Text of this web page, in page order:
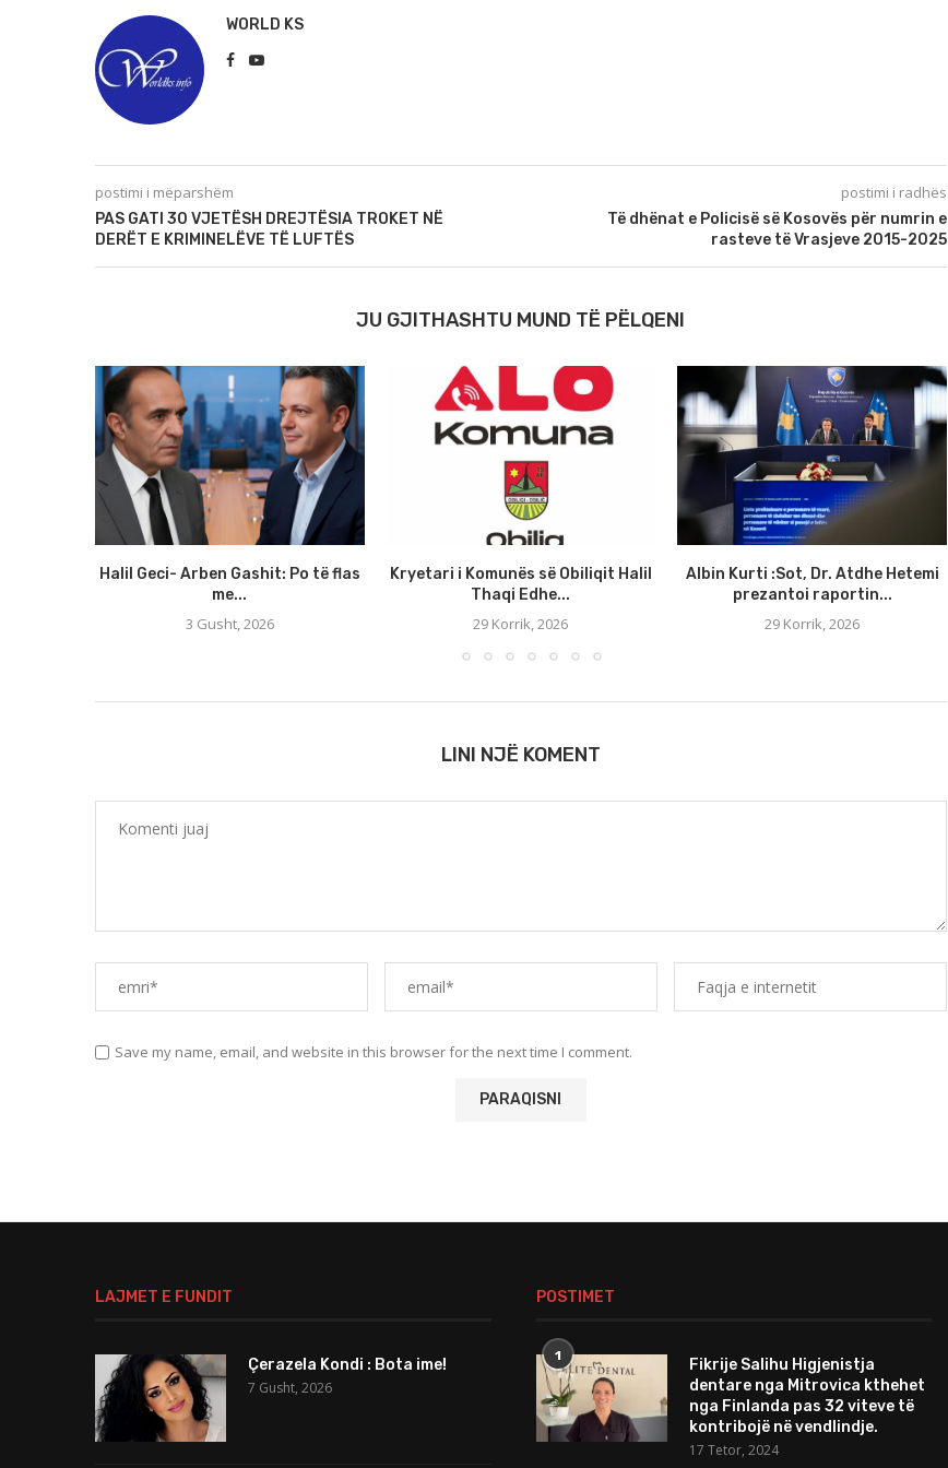
WORLD KS
postimi i mëparshëm
PAS GATI 30 VJETËSH DREJTËSIA TROKET NË
DERËT E KRIMINELËVE TË LUFTËS
postimi i radhës
Të dhënat e Policisë së Kosovës për numrin e
rasteve të Vrasjeve 2015-2025
JU GJITHASHTU MUND TË PËLQENI
Halil Geci- Arben Gashit: Po të flas
me...
3 Gusht, 2026
Kryetari i Komunës së Obiliqit Halil
Thaqi Edhe...
29 Korrik, 2026
Albin Kurti :Sot, Dr. Atdhe Hetemi
prezantoi raportin...
29 Korrik, 2026
LINI NJË KOMENT
Save my name, email, and website in this browser for the next time I comment.
LAJMET E FUNDIT
Çerazela Kondi : Bota ime!
7 Gusht, 2026
POSTIMET
1
Fikrije Salihu Higjenistja
dentare nga Mitrovica kthehet
nga Finlanda pas 32 viteve të
kontribojë në vendlindje.
17 Tetor, 2024